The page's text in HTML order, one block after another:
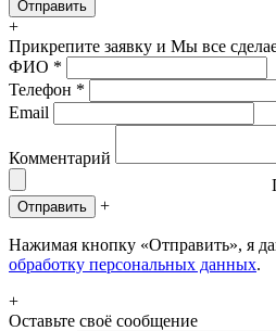
+
Прикрепите заявку и Мы все
ФИО *
Телефон *
Email
Комментарий
Отправить +
Нажимая кнопку «Отправить», я
обработку персональных данных.
+
Оставьте своё сообщение